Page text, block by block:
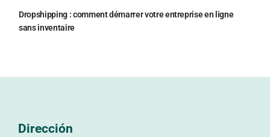
Dropshipping : comment démarrer votre entreprise en ligne
sans inventaire
Dirección